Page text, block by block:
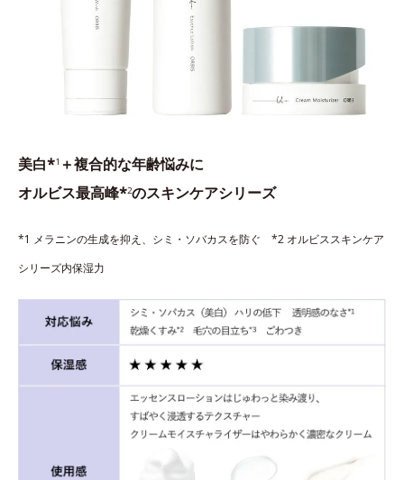
美白*1 ＋複合的な年齢悩みに
オルビス最高峰*2のスキンケアシリーズ
*1 メラニンの生成を抑え、シミ・ソバカスを防ぐ *2 オルビススキンケア
シリーズ内保湿力